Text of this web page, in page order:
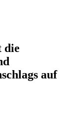
die
auf